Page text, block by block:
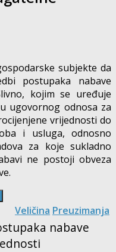
subjekte da
postupaka nabave
kojim se uređuje
ugovornog odnosa za
vrijednosti do
i usluga, odnosno
za koje sukladno
ne postoji obveza
Veličina Preuzimanja
nabave